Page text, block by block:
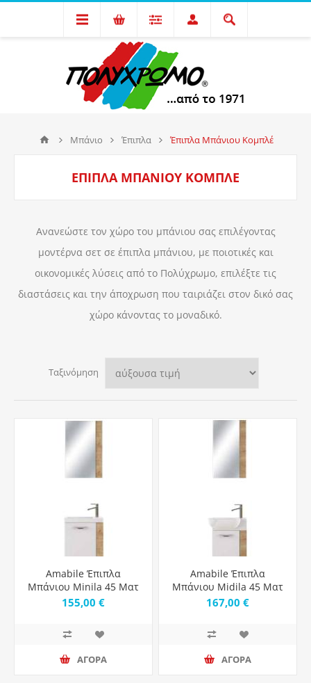
Μπάνιο Έπιπλα Έπιπλα Μπάνιου Κομπλέ
ΈΠΙΠΛΑ ΜΠΆΝΙΟΥ ΚΟΜΠΛΈ
Ανανεώστε τον χώρο του μπάνιου σας επιλέγοντας
μοντέρνα σετ σε έπιπλα μπάνιου, με ποιοτικές και
οικονομικές λύσεις από το Πολύχρωμο, επιλέξτε τις
διαστάσεις και την άποχρωση που ταιριάζει στον δικό σας
χώρο κάνοντας το μοναδικό.
Ταξινόμηση
Amabile Έπιπλα
Μπάνιου Minila 45 Ματ
White & Wood
155,00 €
ΑΓΟΡΑ
Amabile Έπιπλα
Μπάνιου Midila 45 Ματ
White & Wood
167,00 €
ΑΓΟΡΑ